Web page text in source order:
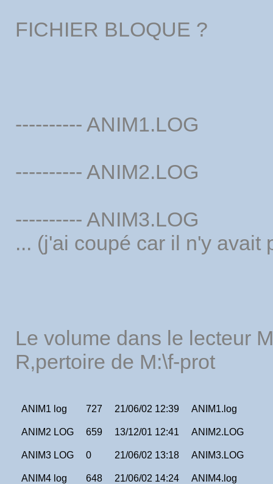
FICHIER BLOQUE ?
---------- ANIM1.LOG
---------- ANIM2.LOG
---------- ANIM3.LOG
... (j'ai coupé car il n'y avait
Le volume dans le lecteur
R‚pertoire de M:\f-prot
ANIM1 log 727 21/06/02 12:39 ANIM1.log
ANIM2 LOG 659 13/12/01 12:41 ANIM2.LOG
ANIM3 LOG 0 21/06/02 13:18 ANIM3.LOG
ANIM4 log 648 21/06/02 14:24 ANIM4.log